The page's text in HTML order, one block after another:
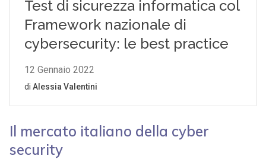
Il mercato italiano della cyber
security